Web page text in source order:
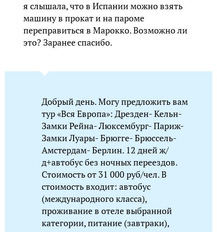
я слышала, что в Испании можно взять
машину в прокат и на пароме
переправиться в Марокко. Возможно ли
это? Заранее спасибо.
Добрый день. Могу предложить вам
тур «Вся Европа»: Дрезден- Кельн-
Замки Рейна- Люксембург- Париж-
Замки Луары- Брюгге- Брюссель-
Амстердам- Берлин. 12 дней ж/
д+автобус без ночных переездов.
Стоимость от 31 000 руб/чел. В
стоимость входит: автобус
(международного класса),
проживание в отеле выбранной
категории, питание (завтраки),